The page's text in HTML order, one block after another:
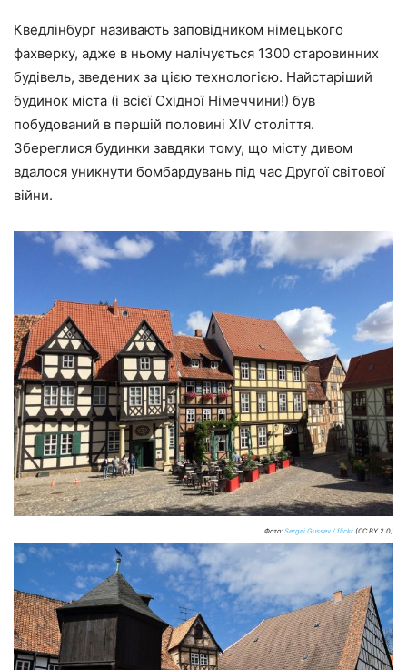
Кведлінбург називають заповідником німецького
фахверку, адже в ньому налічується 1300 старовинних
будівель, зведених за цією технологією. Найстаріший
будинок міста (і всієї Східної Німеччини!) був
побудований в першій половині XIV століття.
Збереглися будинки завдяки тому, що місту дивом
вдалося уникнути бомбардувань під час Другої світової
війни.
Фото: Sergei Gussev / flickr (CC BY 2.0)